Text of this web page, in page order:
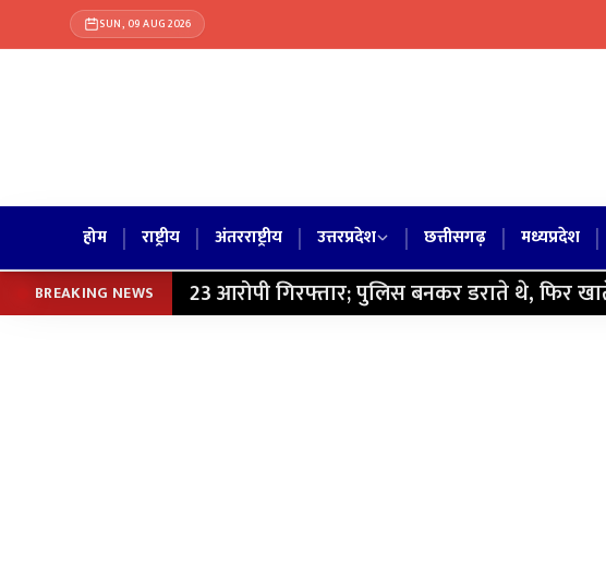
SUN, 09 AUG 2026
होम | राष्ट्रीय | अंतरराष्ट्रीय | उत्तरप्रदेश | छत्तीसगढ़ | मध्यप्रदेश |
BREAKING NEWS 23 आरोपी गिरफ्तार; पुलिस बनकर डराते थे, फिर